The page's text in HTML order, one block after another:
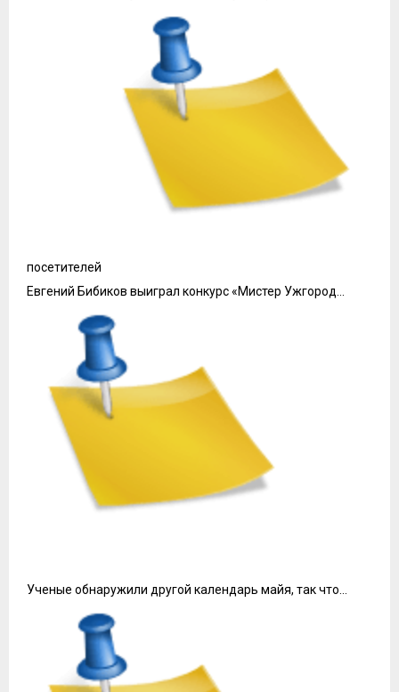
Преимущества аренды
дома посуточно для
путешественников
Выбор жилья с несколькими спальнями и
общими зонами идеально подходит для групповых
поездок. Это создает возможность для общения и
совместных мероприятий, что делает отдых более
приготовления пищи позволяет экономить на еде.
Некоторые объекты предлагают дополнительные
удобства, такие как бассейны, саун или террасы, что
увеличивает комфорт пребывания.
Локация.Часто дома располагаются в районах,
близких к основным достопримечательностям, что
снижает время на передвижение и повышает удобство
изучения местности без необходимости тратиться на
транспорт.
Индивидуальность.Каждый объект уникален, что
Гибкость.Возможность выбора срока проживания и
условий делает процесс планирования более
удобным. Часто можно забронировать жилье на
короткий срок, что подходит для краткосрочных